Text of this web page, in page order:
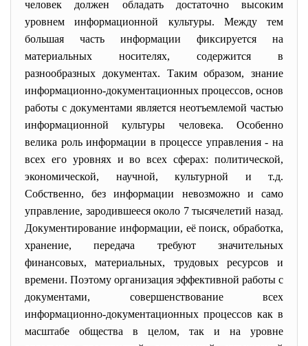
человек должен обладать достаточно высоким
уровнем информационной культуры. Между тем
большая часть информации фиксируется на
материальных носителях, содержится в
разнообразных документах. Таким образом, знание
информационно-документационных процессов, основ
работы с документами является неотъемлемой частью
информационной культуры человека. Особенно
велика роль информации в процессе управления - на
всех его уровнях и во всех сферах: политической,
экономической, научной, культурной и т.д.
Собственно, без информации невозможно и само
управление, зародившееся около 7 тысячелетий назад.
Документирование информации, её поиск, обработка,
хранение, передача требуют значительных
финансовых, материальных, трудовых ресурсов и
времени. Поэтому организация эффективной работы с
документами, совершенствование всех
информационно-документационных процессов как в
масштабе общества в целом, так и на уровне